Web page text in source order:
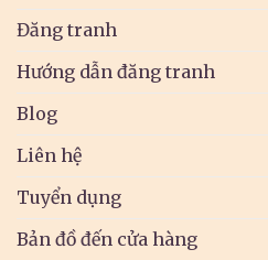
Đăng tranh
Hướng dẫn đăng tranh
Blog
Liên hệ
Tuyển dụng
Bản đồ đến cửa hàng